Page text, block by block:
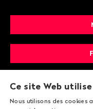
Ce site Web
Nous utilisons des cookies